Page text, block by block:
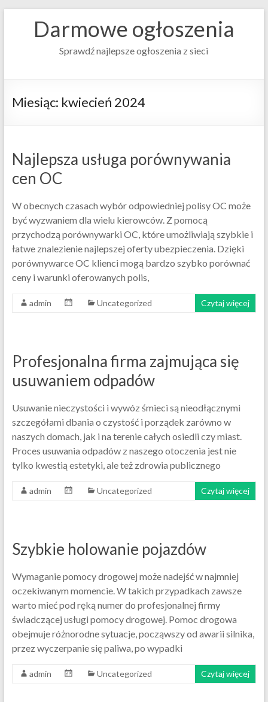
Darmowe ogłoszenia
Sprawdź najlepsze ogłoszenia z sieci
Miesiąc: kwiecień 2024
Najlepsza usługa porównywania
cen OC
W obecnych czasach wybór odpowiedniej polisy OC może
być wyzwaniem dla wielu kierowców. Z pomocą
przychodzą porównywarki OC, które umożliwiają szybkie i
łatwe znalezienie najlepszej oferty ubezpieczenia. Dzięki
porównywarce OC klienci mogą bardzo szybko porównać
ceny i warunki oferowanych polis,
admin Uncategorized Czytaj więcej
Profesjonalna firma zajmująca się
usuwaniem odpadów
Usuwanie nieczystości i wywóz śmieci są nieodłącznymi
szczegółami dbania o czystość i porządek zarówno w
naszych domach, jak i na terenie całych osiedli czy miast.
Proces usuwania odpadów z naszego otoczenia jest nie
tylko kwestią estetyki, ale też zdrowia publicznego
admin Uncategorized Czytaj więcej
Szybkie holowanie pojazdów
Wymaganie pomocy drogowej może nadejść w najmniej
oczekiwanym momencie. W takich przypadkach zawsze
warto mieć pod ręką numer do profesjonalnej firmy
świadczącej usługi pomocy drogowej. Pomoc drogowa
obejmuje różnorodne sytuacje, począwszy od awarii silnika,
przez wyczerpanie się paliwa, po wypadki
admin Uncategorized Czytaj więcej